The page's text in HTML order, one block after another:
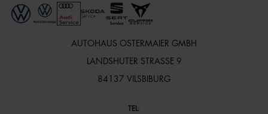
AUTOHAUS OSTERMAIER GMBH
LANDSHUTER STRASSE 9
84137 VILSBIBURG
TEL :